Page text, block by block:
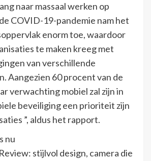
naar massaal werken op
COVID-19-pandemie nam het
enorm toe, waardoor
te maken kreeg met
van verschillende
Aangezien 60 procent van de
verwachting mobiel zal zijn in
beveiliging een prioriteit zijn
”, aldus het rapport.
nu
stijlvol design, camera die